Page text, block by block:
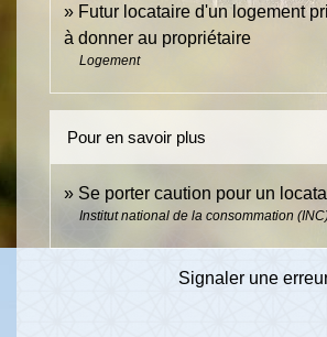
Futur locataire d'un logement
à donner au propriétaire
Logement
Pour en savoir plus
Se porter caution pour un
Institut national de la consommation
Signaler une